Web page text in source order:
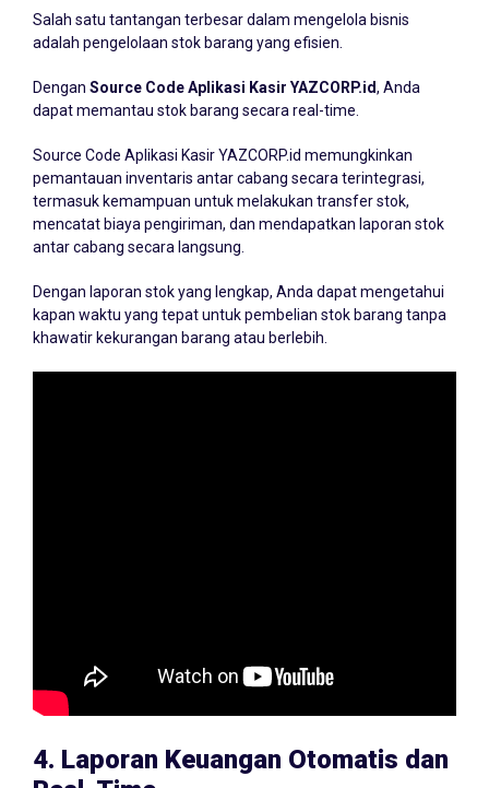
Salah satu tantangan terbesar dalam mengelola bisnis
adalah pengelolaan stok barang yang efisien.
Dengan Source Code Aplikasi Kasir YAZCORP.id, Anda
dapat memantau stok barang secara real-time.
Source Code Aplikasi Kasir YAZCORP.id memungkinkan
pemantauan inventaris antar cabang secara terintegrasi,
termasuk kemampuan untuk melakukan transfer stok,
mencatat biaya pengiriman, dan mendapatkan laporan stok
antar cabang secara langsung.
Dengan laporan stok yang lengkap, Anda dapat mengetahui
kapan waktu yang tepat untuk pembelian stok barang tanpa
khawatir kekurangan barang atau berlebih.
4. Laporan Keuangan Otomatis dan